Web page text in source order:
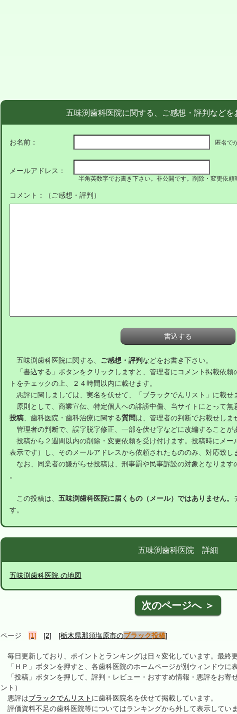
五味渕歯科医院に関する、ご感想・評判などを
お名前： 匿名で
メールアドレス：
半角英数字でお書き下さい。非公開です。削除・変更依頼
コメント：（ご感想・評判）
五味渕歯科医院に関する、 ご感想・評判 などをお書き下さい。
「書込する」ボタンをクリックしますと、管理者にコメント掲載依頼
トをチェックの上、２４時間以内に載せます。
悪評に関しましては、実名を伏せて、「ブラックでんリスト」に載せ
原則として、商業宣伝、特定個人への誹謗中傷、当サイトにとって無
投稿 、歯科医院・歯科治療に関する質問は、管理者の判断でお載せしま
管理者の判断で、誤字脱字修正、一部を伏せ字などに改編することが
投稿から２週間以内の削除・変更依頼を受け付けます。投稿時にメー
表示です）し、そのメールアドレスから依頼されたもののみ、対応致し
なお、同業者の嫌がらせ投稿は、刑事罰や民事訴訟の対象となります
。
この投稿は、 五味渕歯科医院に届くもの（メール）ではありません。
す。
五味渕歯科医院 詳細
五味渕歯科医院 の地図
次のページへ ＞
ページ [1] [2] [栃木県那須塩原市のブラック投稿]
毎日更新しており、ポイントとランキングは日々変化しています。最終
「ＨＰ」ボタンを押すと、各歯科医院のホームページが別ウィンドウに
「投稿」ボタンを押して、評判・レビュー・おすすめ情報・悪評をお寄
ント）
悪評はブラックでんリスト に歯科医院名を伏せて掲載しています。
評価資料不足の歯科医院等についてはランキングから外して表示していま